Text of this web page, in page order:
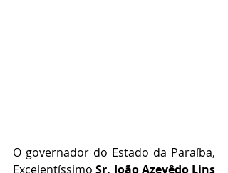
O governador do Estado da Paraíba,
Excelentíssimo Sr. João Azevêdo Lins